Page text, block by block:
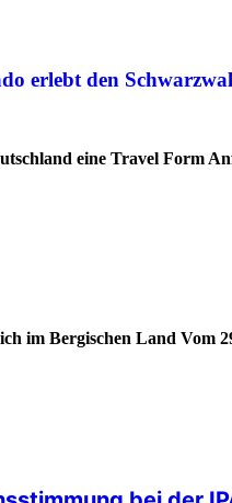
erlebt den
eine Travel Form
im Bergischen Land Vom